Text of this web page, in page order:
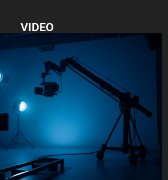
VIDEO